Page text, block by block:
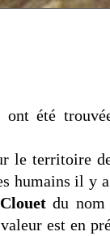
été
le territoire
humains il y
du nom
est en